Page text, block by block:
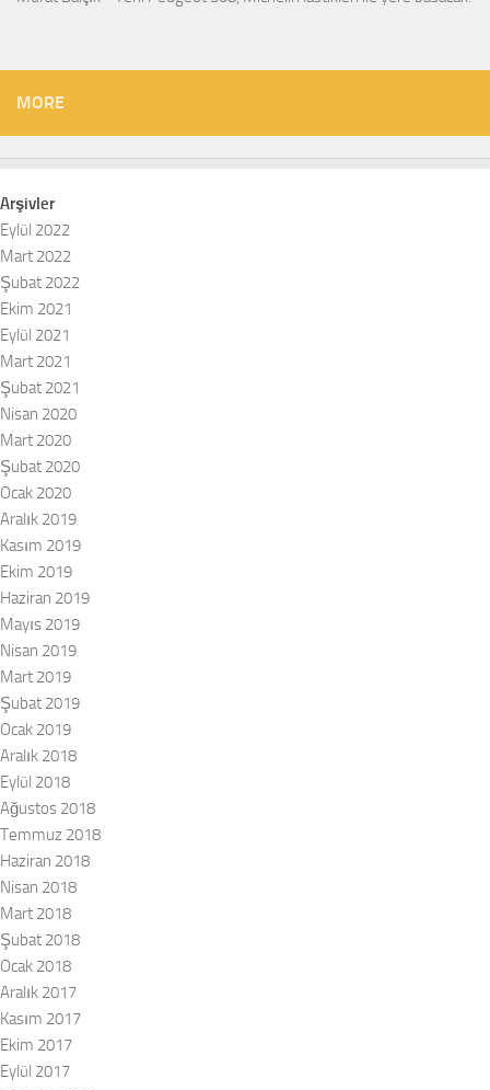
MORE
Arşivler
Eylül 2022
Mart 2022
Şubat 2022
Ekim 2021
Eylül 2021
Mart 2021
Şubat 2021
Nisan 2020
Mart 2020
Şubat 2020
Ocak 2020
Aralık 2019
Kasım 2019
Ekim 2019
Haziran 2019
Mayıs 2019
Nisan 2019
Mart 2019
Şubat 2019
Ocak 2019
Aralık 2018
Eylül 2018
Ağustos 2018
Temmuz 2018
Haziran 2018
Nisan 2018
Mart 2018
Şubat 2018
Ocak 2018
Aralık 2017
Kasım 2017
Ekim 2017
Eylül 2017